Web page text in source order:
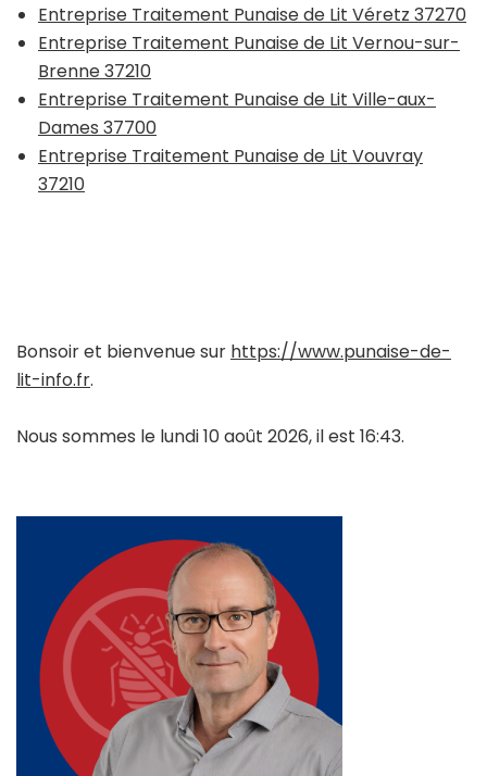
Entreprise Traitement Punaise de Lit Véretz 37270
Entreprise Traitement Punaise de Lit Vernou-sur-
Brenne 37210
Entreprise Traitement Punaise de Lit Ville-aux-
Dames 37700
Entreprise Traitement Punaise de Lit Vouvray
37210
Bonsoir et bienvenue sur https://www.punaise-de-
lit-info.fr.
Nous sommes le lundi 10 août 2026, il est 16:43.